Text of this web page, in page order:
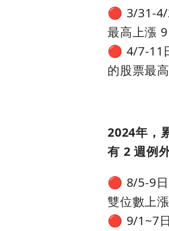
🔴 3/31-4/
最高上漲
🔴 4/7-11
的股票最
2024年，
有 2 週例
🔴 8/5-9
雙位數上漲
🔴 9/1~7